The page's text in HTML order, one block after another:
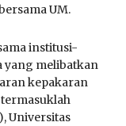
UM.
institusi-
yang melibatkan
kepakaran
Universitas